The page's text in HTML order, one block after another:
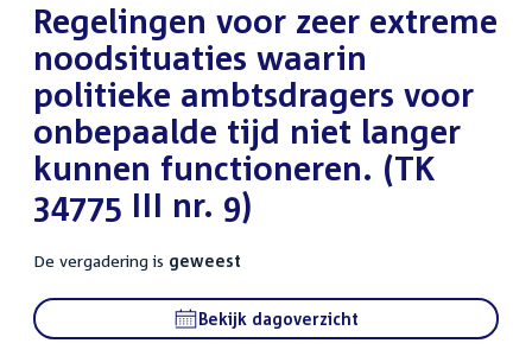
:Regelingen voor zeer extreme
noodsituaties waarin
politieke ambtsdragers voor
onbepaalde tijd niet langer
kunnen functioneren. (TK
34775 III nr. 9)
De vergadering is geweest
Bekijk dagoverzicht